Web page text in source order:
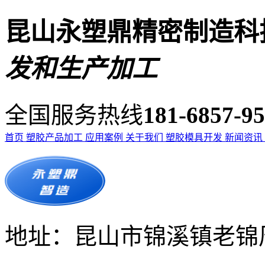
昆山永塑鼎精密制造
发和生产加工
全国服务热线181-6857-
首页 塑胶产品加工 应用案例 关于我们 塑胶模具开发 新闻资讯
地址：昆山市锦溪镇老锦